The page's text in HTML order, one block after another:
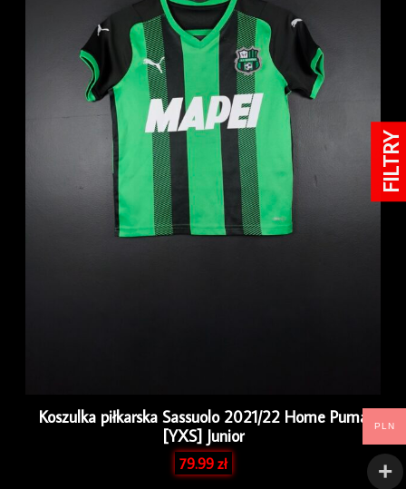
Koszulka piłkarska Sassuolo 2021/22 Home Puma
[YXS] Junior
79.99zł
PLN
FILTRY